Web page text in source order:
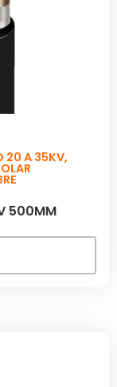
20 A 35KV,
500MM